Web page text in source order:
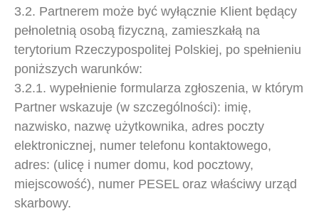
3.2. Partnerem może być wyłącznie Klient będący
pełnoletnią osobą fizyczną, zamieszkałą na
terytorium Rzeczypospolitej Polskiej, po spełnieniu
poniższych warunków:
3.2.1. wypełnienie formularza zgłoszenia, w którym
Partner wskazuje (w szczególności): imię,
nazwisko, nazwę użytkownika, adres poczty
elektronicznej, numer telefonu kontaktowego,
adres: (ulicę i numer domu, kod pocztowy,
miejscowość), numer PESEL oraz właściwy urząd
skarbowy.